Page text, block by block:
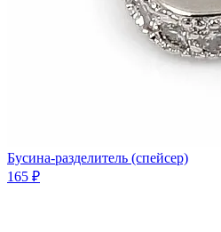
Бусина-разделитель (спейсер)
165 ₽